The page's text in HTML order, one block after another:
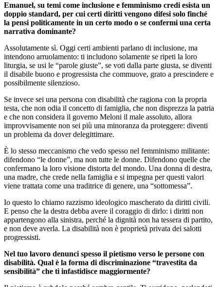
Emanuel, su temi come inclusione e femminismo credi esista un
doppio standard, per cui certi diritti vengono difesi solo finché
la pensi politicamente in un certo modo o se confermi una certa
narrativa dominante?
Assolutamente sì. Oggi certi ambienti parlano di inclusione, ma
intendono arruolamento: ti includono solamente se ripeti la loro
liturgia, se usi le “parole giuste”, se voti dalla parte giusta, se diventi
il disabile buono e progressista che commuove, grato a prescindere e
possibilmente silenzioso.
Se invece sei una persona con disabilità che ragiona con la propria
testa, che non odia il concetto di famiglia, che non disprezza la patria
e che non considera il governo Meloni il male assoluto, allora
improvvisamente non sei più una minoranza da proteggere: diventi
un problema da dover delegittimare.
È lo stesso meccanismo che vedo spesso nel femminismo militante:
difendono “le donne”, ma non tutte le donne. Difendono quelle che
confermano la loro visione distorta del mondo. Una donna di destra,
una madre, che crede nella famiglia e si impegna per questi valori
viene trattata come una traditrice di genere, una “sottomessa”.
Io questo lo chiamo razzismo ideologico mascherato da diritti civili.
E penso che la destra debba avere il coraggio di dirlo: i diritti non
appartengono alla sinistra, perché la dignità non ha tessera di partito,
e non deve averla. La disabilità non è proprietà privata dei salotti
progressisti.
Nel tuo lavoro denunci spesso il pietismo verso le persone con
disabilità. Qual è la forma di discriminazione “travestita da
sensibilità” che ti infastidisce maggiormente?